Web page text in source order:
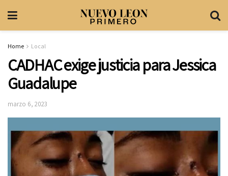
Home Local
CADHAC exige justicia para Jessica
Guadalupe
marzo 6, 2023